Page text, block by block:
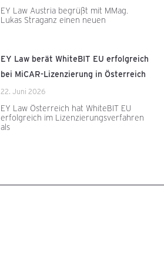
EY Law Austria begrüßt mit MMag.
Lukas Straganz einen neuen
EY Law berät WhiteBIT EU erfolgreich
bei MiCAR-Lizenzierung in Österreich
22. Juni 2026
EY Law Österreich hat WhiteBIT EU
erfolgreich im Lizenzierungsverfahren
als